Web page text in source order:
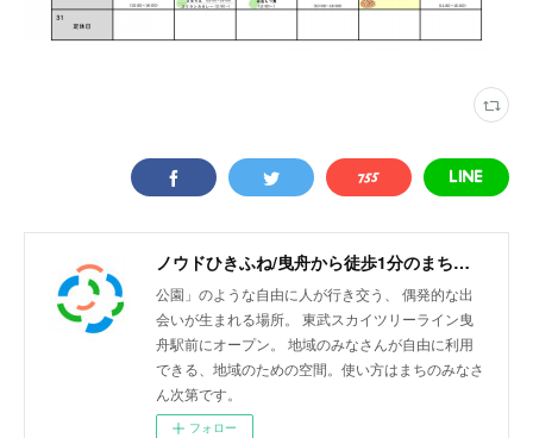
ノウドひきふね/曳舟から徒歩1分のまちリビング
公園」のような自由に人が行き交う、 偶発的な出
会いが生まれる場所。 東武スカイツリーライン曳
舟駅前にオープン。 地域のみなさんが自由に利用
できる、地域のための空間。使い方はまちのみなさ
ん次第です。
フォロー